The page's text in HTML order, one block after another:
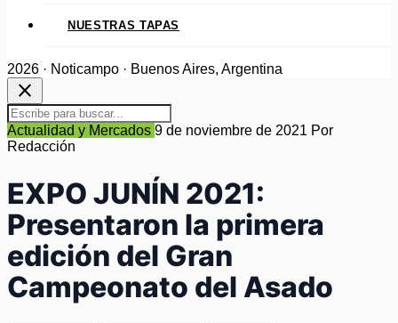
NUESTRAS TAPAS
2026 · Noticampo · Buenos Aires, Argentina
close
Actualidad y Mercados 9 de noviembre de 2021 Por
Redacción
EXPO JUNÍN 2021:
Presentaron la primera
edición del Gran
Campeonato del Asado